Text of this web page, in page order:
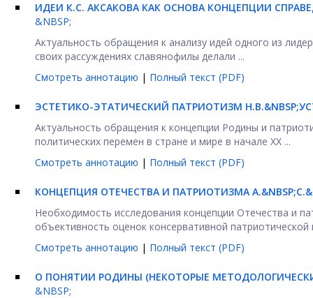
ИДЕИ К.С. АКСАКОВА КАК ОСНОВА КОНЦЕПЦИИ
&NBSP;
Актуальность обращения к анализу идей одного из
своих рассуждениях славянофилы делали ...
Смотреть аннотацию | Полный текст (PDF)
ЭСТЕТИКО-ЭТАТИЧЕСКИЙ ПАТРИОТИЗМ
Актуальность обращения к концепции Родины и
политических перемен в стране и мире в начале XX ...
Смотреть аннотацию | Полный текст (PDF)
КОНЦЕПЦИЯ ОТЕЧЕСТВА И ПАТРИОТИЗМА
Необходимость исследования концепции Отечества и
объективность оценок консервативной
Смотреть аннотацию | Полный текст (PDF)
О ПОНЯТИИ РОДИНЫ (НЕКОТОРЫЕ
&NBSP;